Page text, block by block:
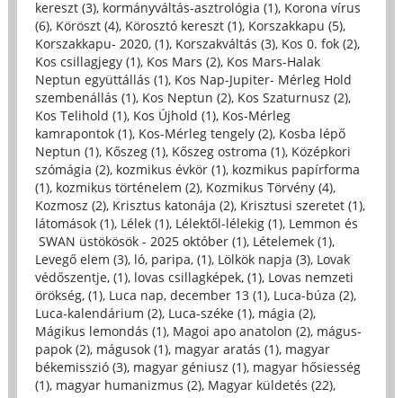
kereszt (3), kormányváltás-asztrológia (1), Korona vírus
(6), Köröszt (4), Körosztó kereszt (1), Korszakkapu (5),
Korszakkapu- 2020, (1), Korszakváltás (3), Kos 0. fok (2),
Kos csillagjegy (1), Kos Mars (2), Kos Mars-Halak
Neptun együttállás (1), Kos Nap-Jupiter- Mérleg Hold
szembenállás (1), Kos Neptun (2), Kos Szaturnusz (2),
Kos Telihold (1), Kos Újhold (1), Kos-Mérleg
kamrapontok (1), Kos-Mérleg tengely (2), Kosba lépő
Neptun (1), Kőszeg (1), Kőszeg ostroma (1), Középkori
szómágia (2), kozmikus évkör (1), kozmikus papírforma
(1), kozmikus történelem (2), Kozmikus Törvény (4),
Kozmosz (2), Krisztus katonája (2), Krisztusi szeretet (1),
látomások (1), Lélek (1), Lélektől-lélekig (1), Lemmon és
SWAN üstökösök - 2025 október (1), Lételemek (1),
Levegő elem (3), ló, paripa, (1), Lölkök napja (3), Lovak
védőszentje, (1), lovas csillagképek, (1), Lovas nemzeti
örökség, (1), Luca nap, december 13 (1), Luca-búza (2),
Luca-kalendárium (2), Luca-széke (1), mágia (2),
Mágikus lemondás (1), Magoi apo anatolon (2), mágus-
papok (2), mágusok (1), magyar aratás (1), magyar
békemisszió (3), magyar géniusz (1), magyar hősiesség
(1), magyar humanizmus (2), Magyar küldetés (22),